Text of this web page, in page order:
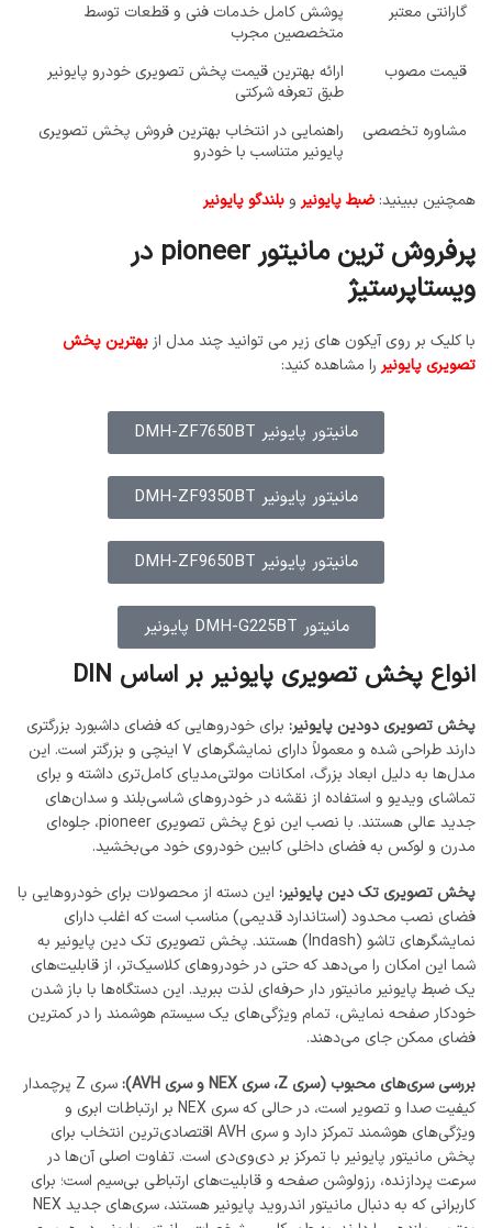
گارانتی معتبر
پوشش کامل خدمات فنی و قطعات توسط
متخصصین مجرب
قیمت مصوب
ارائه بهترین قیمت پخش تصویری خودرو پایونیر
طبق تعرفه شرکتی
مشاوره تخصصی
راهنمایی در انتخاب بهترین فروش پخش تصویری
پایونیر متناسب با خودرو
همچنین ببینید:ضبط پایونیر و بلندگو پایونیر
پرفروش ترین مانیتور pioneer در
ویستاپرستیژ
با کلیک بر روی آیکون های زیر می توانید چند مدل از بهترین پخش
تصویری پایونیر را مشاهده کنید:
مانیتور پایونیر DMH-ZF7650BT
مانیتور پایونیر DMH-ZF9350BT
مانیتور پایونیر DMH-ZF9650BT
مانیتور DMH-G225BT پایونیر
انواع پخش تصویری پایونیر بر اساس DIN
پخش تصویری دودین پایونیر: برای خودروهایی که فضای داشبورد بزرگتری
دارند طراحی شده و معمولاً دارای نمایشگرهای ۷ اینچی و بزرگتر است. این
مدل‌ها به دلیل ابعاد بزرگ، امکانات مولتی‌مدیای کامل‌تری داشته و برای
تماشای ویدیو و استفاده از نقشه در خودروهای شاسی‌بلند و سدان‌های
جدید عالی هستند. با نصب این نوع پخش تصویری pioneer، جلوه‌ای
مدرن و لوکس به فضای داخلی کابین خودروی خود می‌بخشید.
پخش تصویری تک دین پایونیر: این دسته از محصولات برای خودروهایی با
فضای نصب محدود (استاندارد قدیمی) مناسب است که اغلب دارای
نمایشگرهای تاشو (Indash) هستند. پخش تصویری تک دین پایونیر به
شما این امکان را می‌دهد که حتی در خودروهای کلاسیک‌تر، از قابلیت‌های
یک ضبط پایونیر مانیتور دار حرفه‌ای لذت ببرید. این دستگاه‌ها با باز شدن
خودکار صفحه نمایش، تمام ویژگی‌های یک سیستم هوشمند را در کمترین
فضای ممکن جای می‌دهند.
بررسی سری‌های محبوب (سری Z، سری NEX و سری AVH):
سری Z پرچمدار
کیفیت صدا و تصویر است، در حالی که سری NEX بر ارتباطات ابری و
ویژگی‌های هوشمند تمرکز دارد و سری AVH اقتصادی‌ترین انتخاب برای
پخش مانیتور پایونیر با تمرکز بر دی‌وی‌دی است. تفاوت اصلی آن‌ها در
سرعت پردازنده، رزولوشن صفحه و قابلیت‌های ارتباطی بی‌سیم است؛ برای
کاربرانی که به دنبال مانیتور اندروید پایونیر هستند، سری‌های جدید NEX